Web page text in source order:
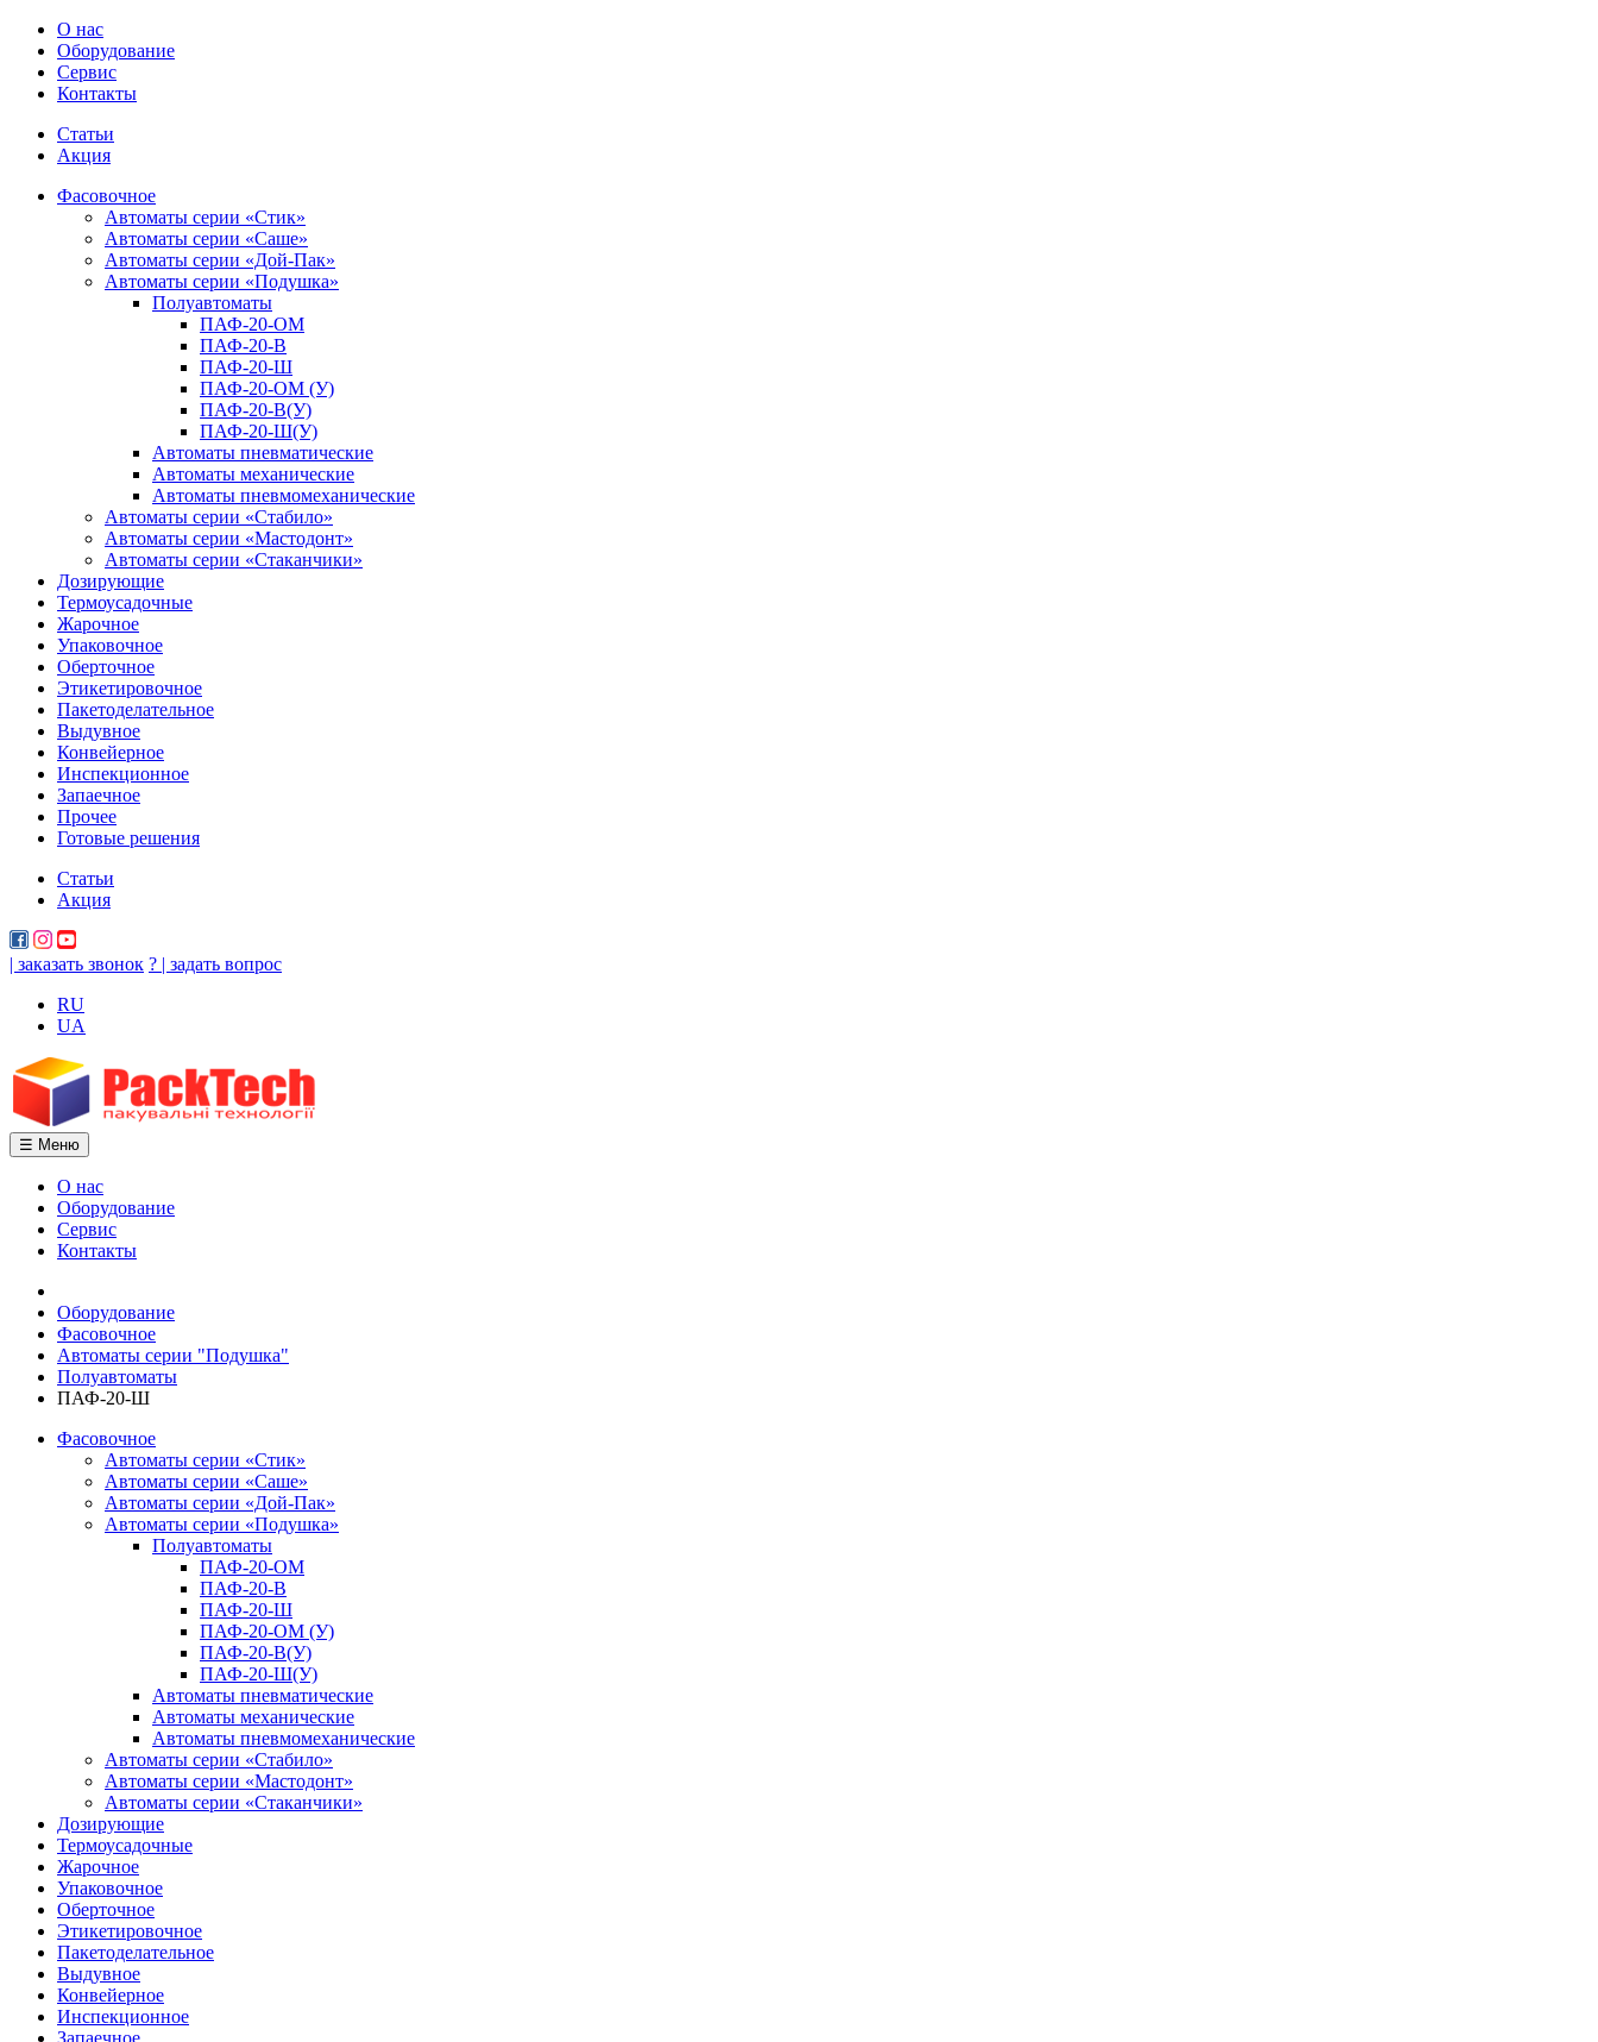
О нас
Оборудование
Сервис
Контакты
Статьи
Акция
Фасовочное
Автоматы серии «Стик»
Автоматы серии «Саше»
Автоматы серии «Дой-Пак»
Автоматы серии «Подушка»
Полуавтоматы
ПАФ-20-ОM
ПАФ-20-В
ПАФ-20-Ш
ПАФ-20-ОМ (У)
ПАФ-20-В(У)
ПАФ-20-Ш(У)
Автоматы пневматические
Автоматы механические
Автоматы пневмомеханические
Автоматы серии «Стабило»
Автоматы серии «Мастодонт»
Автоматы серии «Стаканчики»
Дозирующие
Термоусадочные
Жарочное
Упаковочное
Оберточное
Этикетировочное
Пакетоделательное
Выдувное
Конвейерное
Инспекционное
Запаечное
Прочее
Готовые решения
Статьи
Акция
| заказать звонок ? | задать вопрос
RU
UA
☰ Меню
О нас
Оборудование
Сервис
Контакты
Оборудование
Фасовочное
Автоматы серии "Подушка"
Полуавтоматы
ПАФ-20-Ш
Фасовочное
Автоматы серии «Стик»
Автоматы серии «Саше»
Автоматы серии «Дой-Пак»
Автоматы серии «Подушка»
Полуавтоматы
ПАФ-20-ОM
ПАФ-20-В
ПАФ-20-Ш
ПАФ-20-ОМ (У)
ПАФ-20-В(У)
ПАФ-20-Ш(У)
Автоматы пневматические
Автоматы механические
Автоматы пневмомеханические
Автоматы серии «Стабило»
Автоматы серии «Мастодонт»
Автоматы серии «Стаканчики»
Дозирующие
Термоусадочные
Жарочное
Упаковочное
Оберточное
Этикетировочное
Пакетоделательное
Выдувное
Конвейерное
Инспекционное
Запаечное